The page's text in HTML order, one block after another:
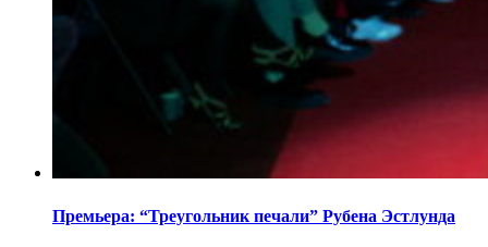
Премьера: “Треугольник печали” Рубена Эстлунда